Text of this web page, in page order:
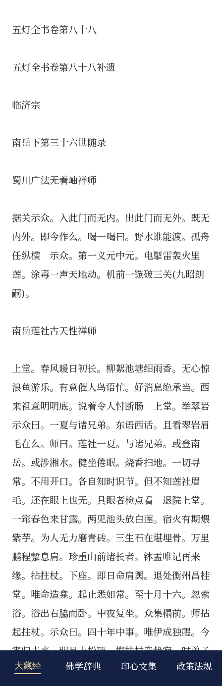
大藏经 佛学辞典 印心文集 政策法规